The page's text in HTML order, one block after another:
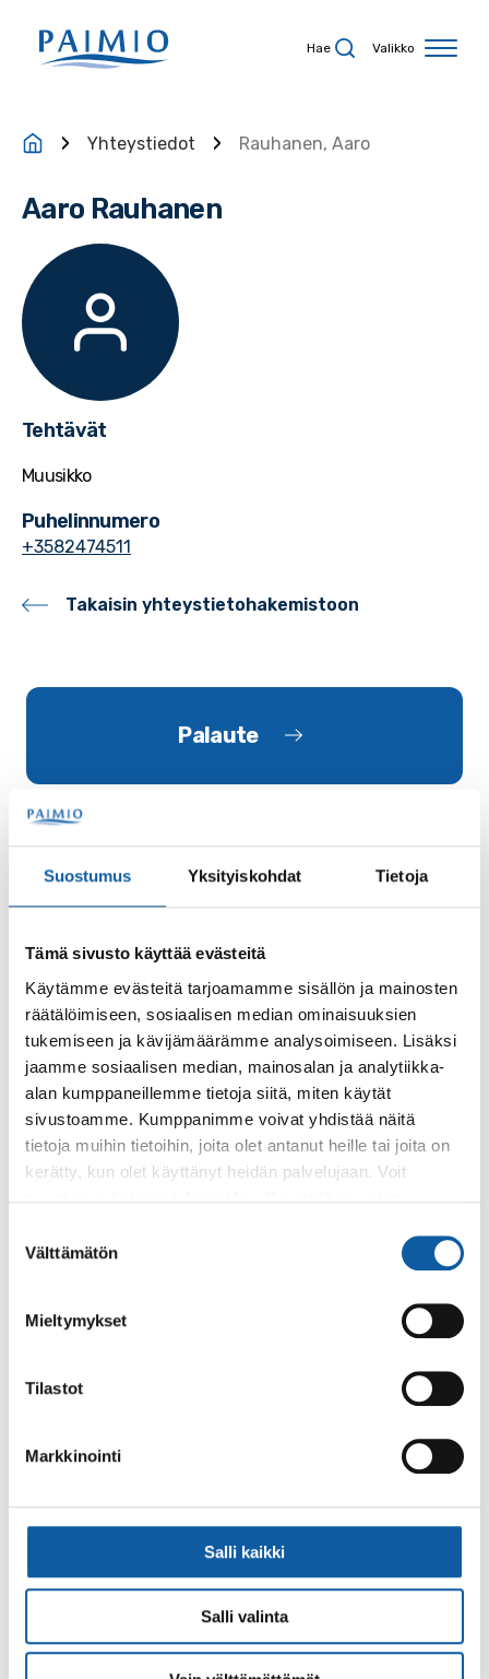
Suostumus Yksityiskohdat Tietoja
Tämä sivusto käyttää evästeitä
Käytämme evästeitä tarjoamamme sisällön ja mainosten
räätälöimiseen, sosiaalisen median ominaisuuksien
tukemiseen ja kävijämäärämme analysoimiseen. Lisäksi
jaamme sosiaalisen median, mainosalan ja analytiikka-
alan kumppaneillemme tietoja siitä, miten käytät
sivustoamme. Kumppanimme voivat yhdistää näitä
tietoja muihin tietoihin, joita olet antanut heille tai joita on
kerätty, kun olet käyttänyt heidän palvelujaan. Voit
valinta
Välttämätön
Mieltymykset
Tilastot
Markkinointi
Salli kaikki
Salli valinta
Hae Valikko
Yhteystiedot Rauhanen, Aaro
Aaro Rauhanen
Tehtävät
Muusikko
Puhelinnumero
+3582474511
Takaisin yhteystietohakemistoon
Palaute
Käyntiosoite: Vistantie 18
Postiosoite: PL 50, 21531 PAIMIO
Vaihde: (02) 474 511
Sähköposti:paimio.kaupunki@paimio.fi
FacebookInstagramYoutube
Karttapalvelu
Kuntakortti
Ruokalistat, ISS
Ruokalista, Ansku
mobiilisovellus
Avoimet työpaikat
Kaupungille osoitetut
Kokoustilojen
vuokraaminen